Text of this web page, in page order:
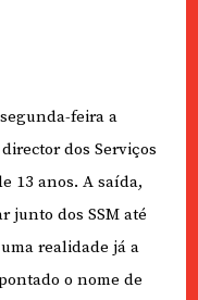
feira a
dos Serviços
13 anos. A saída,
junto dos SSM até
realidade já a
o nome de